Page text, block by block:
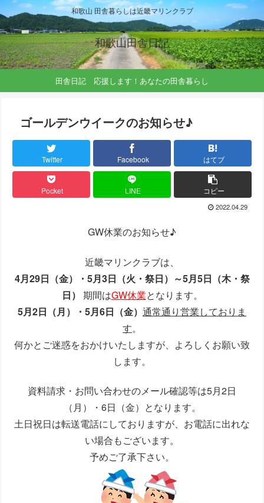
和歌山 田舎暮らしは近畿マリンクラブ
和歌山田舎日記
田舎日記 応援します！あなたの田舎暮らし
ゴールデンウイークのお知らせ♪
Twitter Facebook はてブ
Pocket LINE コピー
2022.04.29
GW休業のお知らせ♪
近畿マリンクラブは、
4月29日（金）・5月3日（火・祭日）～5月5日（木・祭
日） 期間はGW休業となります。
5月2日（月）・5月6日（金） 通常通り営業しておりま
す。
何かとご迷惑をおかけいたしますが、よろしくお願い致
します。
資料請求・お問い合わせのメール確認等は5月2日
（月）・6日（金）となります。
土日祝日は転送電話にしておりますが、お電話に出れな
い場合もございます。
予めご了承下さい。